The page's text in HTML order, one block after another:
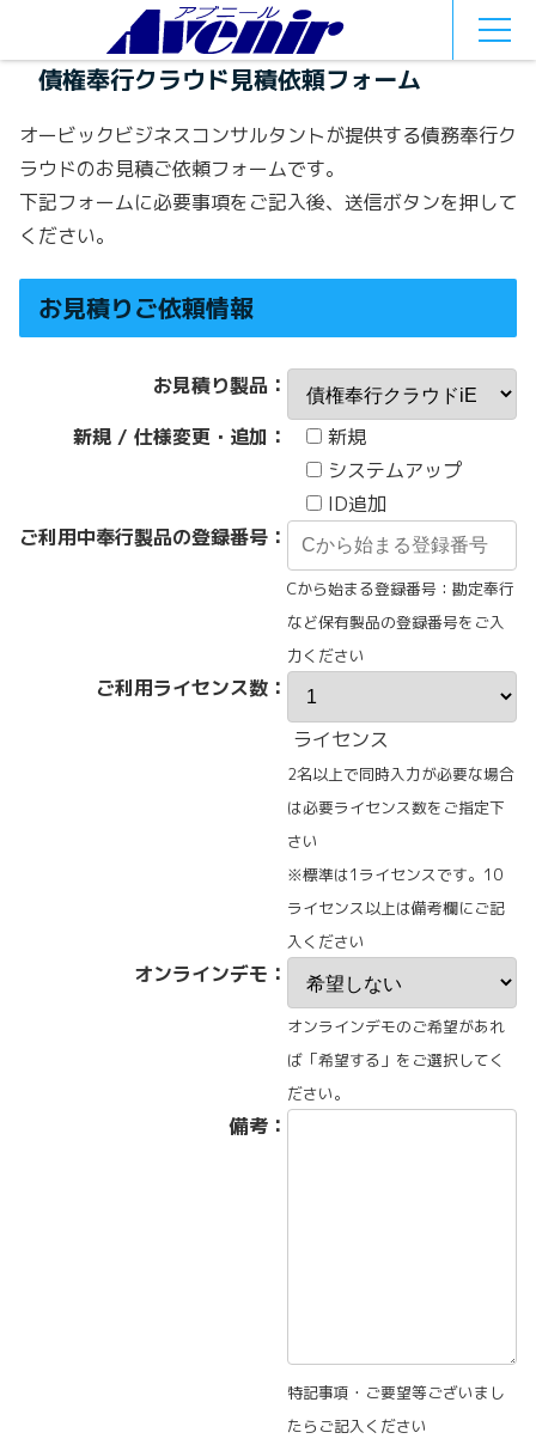
債権奉行クラウド見積依頼フォーム
オービックビジネスコンサルタントが提供する債務奉行ク
ラウドのお見積ご依頼フォームです。
下記フォームに必要事項をご記入後、送信ボタンを押して
ください。
お見積りご依頼情報
お見積り製品：
新規 / 仕様変更・追加：
新規
システムアップ
ID追加
ご利用中奉行製品の登録番号：
Cから始まる登録番号：勘定奉行
など保有製品の登録番号をご入
力ください
ご利用ライセンス数：
ライセンス
2名以上で同時入力が必要な場合
は必要ライセンス数をご指定下
さい
※標準は1ライセンスです。10
ライセンス以上は備考欄にご記
入ください
オンラインデモ：
オンラインデモのご希望があれ
ば「希望する」をご選択してく
ださい。
備考：
特記事項・ご要望等ございまし
たらご記入ください
MEN